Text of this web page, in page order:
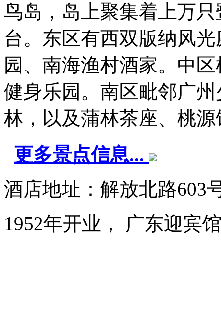
鸟岛，岛上聚集着上万
台。东区有西双版纳风
园、南海渔村酒家。中
健身乐园。南区毗邻广
林，以及蒲林茶座、桃
更多景点信息...
酒店地址：解放北路603
1952年开业， 广东迎